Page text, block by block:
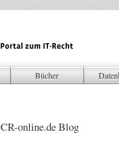
Bücher
CR-online.de Blog